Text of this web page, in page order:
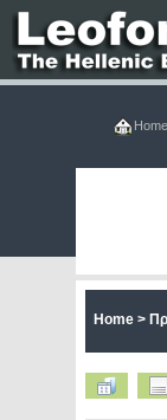
Home
Home>